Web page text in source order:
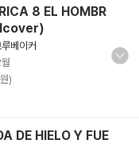
8 EL HOMBR
베이커
)
DE HIELO Y FUE